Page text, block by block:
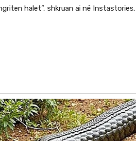
halet”, shkruan ai në Instastories.